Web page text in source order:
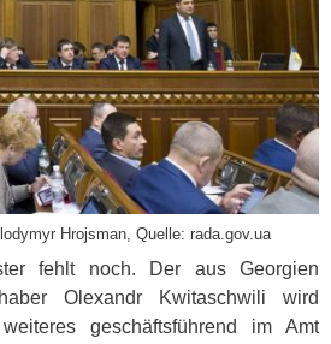
Hrojsman, Quelle: rada.gov.ua
fehlt noch. Der aus Georgien
Olexandr Kwitaschwili wird
geschäftsführend im Amt